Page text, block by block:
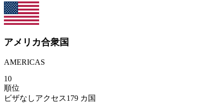
アメリカ合衆国
AMERICAS
10
順位
ビザなしアクセス179 カ国